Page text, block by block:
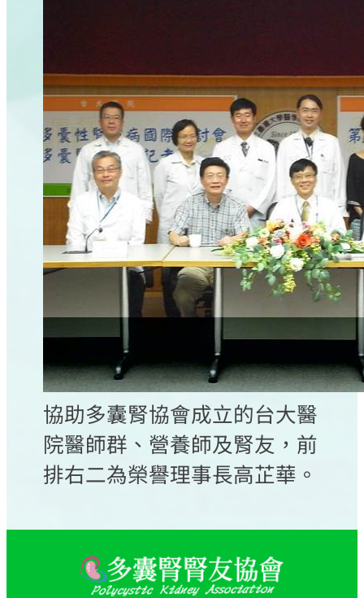
協助多囊腎協會成立的台大醫
院醫師群、營養師及腎友，前
排右二為榮譽理事長高芷華。